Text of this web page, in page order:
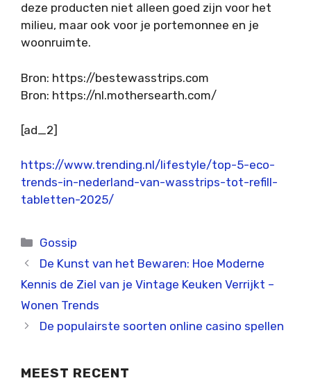
deze producten niet alleen goed zijn voor het
milieu, maar ook voor je portemonnee en je
woonruimte.
Bron: https://bestewasstrips.com
Bron: https://nl.mothersearth.com/
[ad_2]
https://www.trending.nl/lifestyle/top-5-eco-
trends-in-nederland-van-wasstrips-tot-refill-
tabletten-2025/
Categorieën
Gossip
De Kunst van het Bewaren: Hoe Moderne
Kennis de Ziel van je Vintage Keuken Verrijkt –
Wonen Trends
De populairste soorten online casino spellen
MEEST RECENT